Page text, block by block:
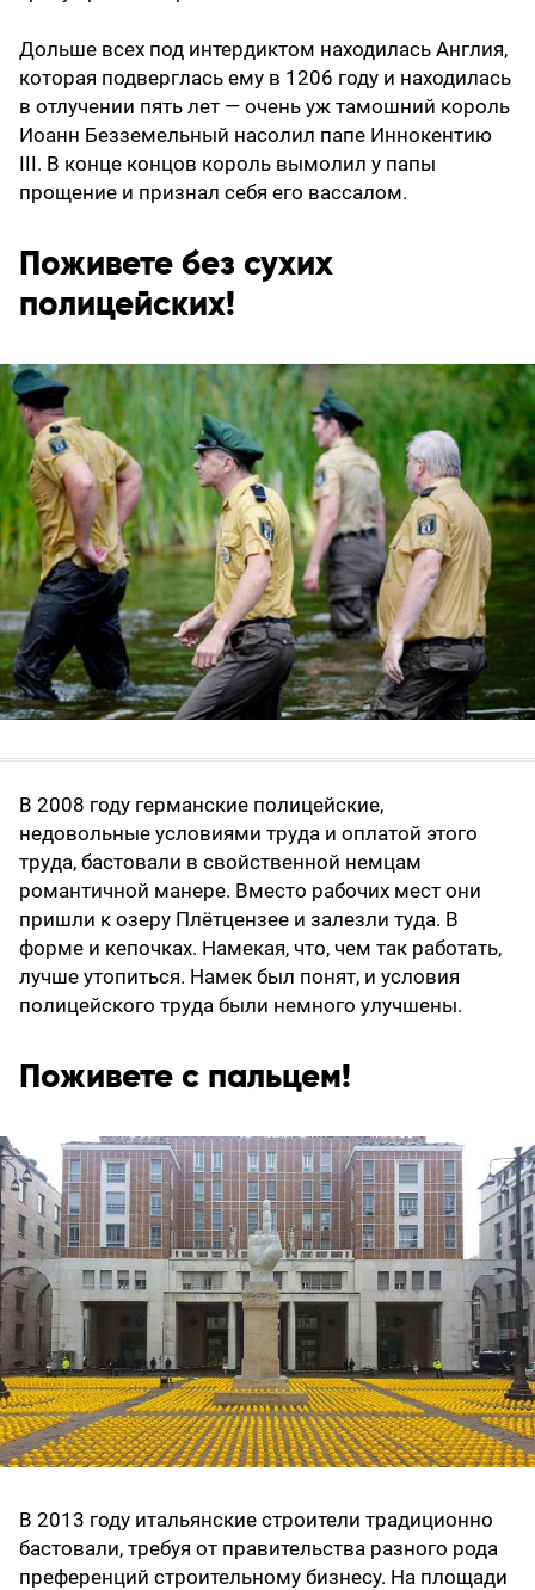
Дольше всех под интердиктом находилась Англия,
которая подверглась ему в 1206 году и находилась
в отлучении пять лет — очень уж тамошний король
Иоанн Безземельный насолил папе Иннокентию
III. В конце концов король вымолил у папы
прощение и признал себя его вассалом.
Поживете без сухих
полицейских!
В 2008 году германские полицейские,
недовольные условиями труда и оплатой этого
труда, бастовали в свойственной немцам
романтичной манере. Вместо рабочих мест они
пришли к озеру Плётцензее и залезли туда. В
форме и кепочках. Намекая, что, чем так работать,
лучше утопиться. Намек был понят, и условия
полицейского труда были немного улучшены.
Поживете с пальцем!
В 2013 году итальянские строители традиционно
бастовали, требуя от правительства разного рода
преференций строительному бизнесу. На площади